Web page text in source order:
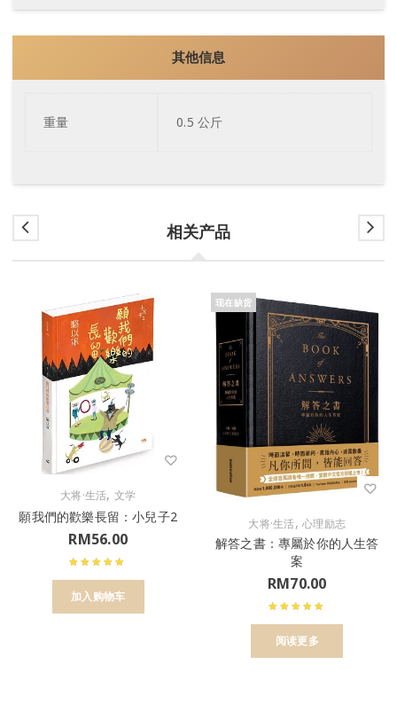
其他信息
重量 0.5 公斤
相关产品
大将·生活, 文学
願我們的歡樂長留：小兒子2
RM56.00
加入购物车
现在缺货
大将·生活,心理励志
解答之書：專屬於你的人生答
案
RM70.00
阅读更多